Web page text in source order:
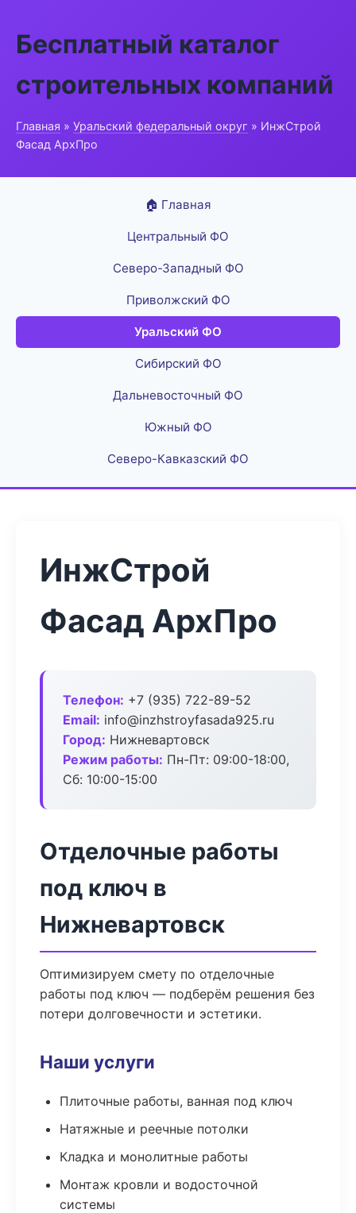
Бесплатный каталог
строительных компаний
Главная » Уральский федеральный округ » ИнжСтрой
Фасад АрхПро
🏠 Главная
Центральный ФО
Северо-Западный ФО
Приволжский ФО
Уральский ФО
Сибирский ФО
Дальневосточный ФО
Южный ФО
Северо-Кавказский ФО
ИнжСтрой
Фасад АрхПро
Телефон: +7 (935) 722-89-52
Email: info@inzhstroyfasada925.ru
Город: Нижневартовск
Режим работы: Пн-Пт: 09:00-18:00,
Сб: 10:00-15:00
Отделочные работы
под ключ в
Нижневартовск
Оптимизируем смету по отделочные
работы под ключ — подберём решения без
потери долговечности и эстетики.
Наши услуги
Плиточные работы, ванная под ключ
Натяжные и реечные потолки
Кладка и монолитные работы
Монтаж кровли и водосточной
системы